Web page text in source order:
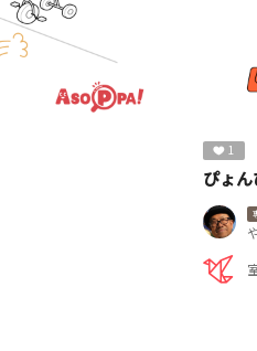
1
ぴょ